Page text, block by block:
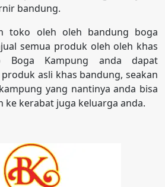
bandung.
toko oleh oleh bandung boga
semua produk oleh oleh khas
Boga Kampung anda dapat
asli khas bandung, seakan
yang nantinya anda bisa
ke kerabat juga keluarga anda.